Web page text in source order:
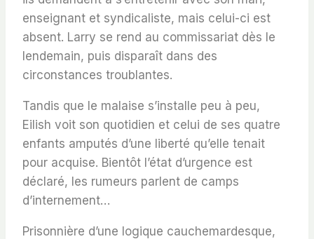
enseignant et syndicaliste, mais celui-ci est
absent. Larry se rend au commissariat dès le
lendemain, puis disparaît dans des
circonstances troublantes.
Tandis que le malaise s’installe peu à peu,
Eilish voit son quotidien et celui de ses quatre
enfants amputés d’une liberté qu’elle tenait
pour acquise. Bientôt l’état d’urgence est
déclaré, les rumeurs parlent de camps
d’internement…
Prisonnière d’une logique cauchemardesque,